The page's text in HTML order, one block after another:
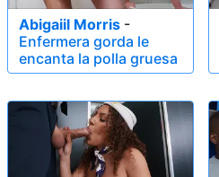
Abigaiil Morris -
Enfermera gorda le
encanta la polla gruesa